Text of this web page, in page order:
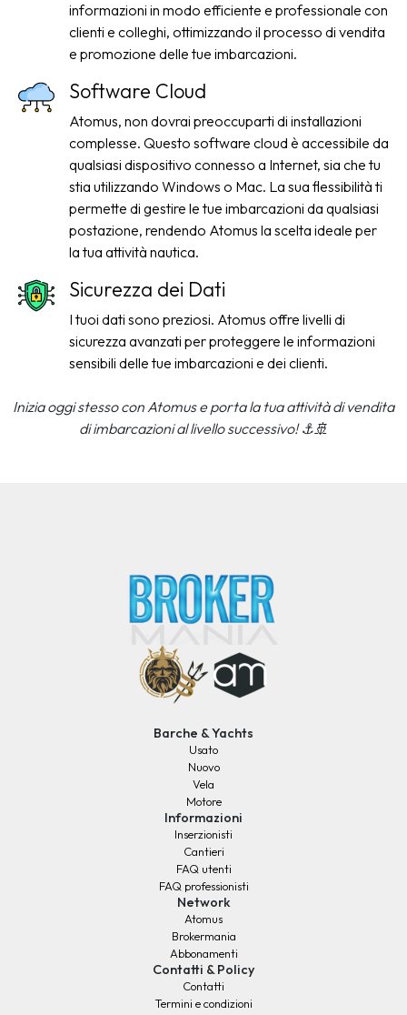
informazioni in modo efficiente e professionale con
clienti e colleghi, ottimizzando il processo di vendita
e promozione delle tue imbarcazioni.
Software Cloud
Atomus, non dovrai preoccuparti di installazioni
complesse. Questo software cloud è accessibile da
qualsiasi dispositivo connesso a Internet, sia che tu
stia utilizzando Windows o Mac. La sua flessibilità ti
permette di gestire le tue imbarcazioni da qualsiasi
postazione, rendendo Atomus la scelta ideale per
la tua attività nautica.
Sicurezza dei Dati
I tuoi dati sono preziosi. Atomus offre livelli di
sicurezza avanzati per proteggere le informazioni
sensibili delle tue imbarcazioni e dei clienti.
Inizia oggi stesso con Atomus e porta la tua attività di vendita
di imbarcazioni al livello successivo! ⚓🚢
Barche & Yachts
Usato
Nuovo
Vela
Motore
Informazioni
Inserzionisti
Cantieri
FAQ utenti
FAQ professionisti
Network
Atomus
Brokermania
Abbonamenti
Contatti & Policy
Contatti
Termini e condizioni